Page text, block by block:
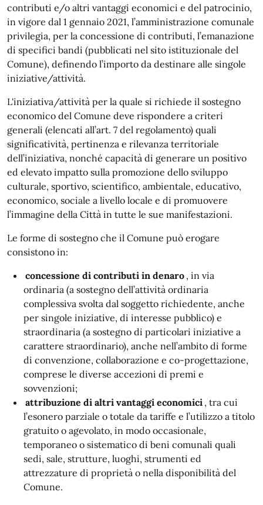
contributi e/o altri vantaggi economici e del patrocinio,
in vigore dal 1 gennaio 2021, l’amministrazione comunale
privilegia, per la concessione di contributi, l’emanazione
di specifici bandi (pubblicati nel sito istituzionale del
Comune), definendo l’importo da destinare alle singole
iniziative/attività.
L'iniziativa/attività per la quale si richiede il sostegno
economico del Comune deve rispondere a criteri
generali (elencati all’art. 7 del regolamento) quali
significatività, pertinenza e rilevanza territoriale
dell’iniziativa, nonché capacità di generare un positivo
ed elevato impatto sulla promozione dello sviluppo
culturale, sportivo, scientifico, ambientale, educativo,
economico, sociale a livello locale e di promuovere
l’immagine della Città in tutte le sue manifestazioni.
Le forme di sostegno che il Comune può erogare
consistono in:
concessione di contributi in denaro , in via
ordinaria (a sostegno dell’attività ordinaria
complessiva svolta dal soggetto richiedente, anche
per singole iniziative, di interesse pubblico) e
straordinaria (a sostegno di particolari iniziative a
carattere straordinario), anche nell’ambito di forme
di convenzione, collaborazione e co-progettazione,
comprese le diverse accezioni di premi e
sovvenzioni;
attribuzione di altri vantaggi economici , tra cui
l’esonero parziale o totale da tariffe e l’utilizzo a titolo
gratuito o agevolato, in modo occasionale,
temporaneo o sistematico di beni comunali quali
sedi, sale, strutture, luoghi, strumenti ed
attrezzature di proprietà o nella disponibilità del
Comune.